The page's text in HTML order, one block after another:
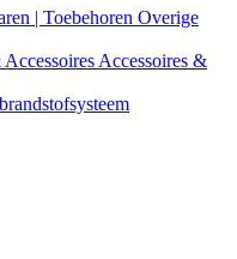
| Toebehoren Overige
Accessoires &